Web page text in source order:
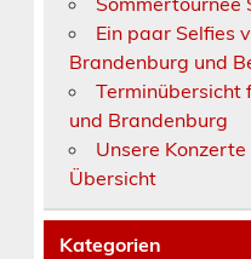
Ein paar Selfies
Brandenburg und
Terminübersicht
und Brandenburg
Unsere
Übersicht
Kategorien